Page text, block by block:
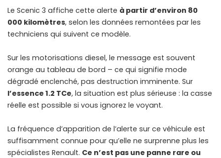
Le Scenic 3 affiche cette alerte à partir d’environ 80
000 kilomètres, selon les données remontées par les
techniciens qui suivent ce modèle.
Sur les motorisations diesel, le message est souvent
orange au tableau de bord – ce qui signifie mode
dégradé enclenché, pas destruction imminente. Sur
l’essence 1.2 TCe, la situation est plus sérieuse : la casse
réelle est possible si vous ignorez le voyant.
La fréquence d’apparition de l’alerte sur ce véhicule est
suffisamment connue pour qu’elle ne surprenne plus les
spécialistes Renault. Ce n’est pas une panne rare ou